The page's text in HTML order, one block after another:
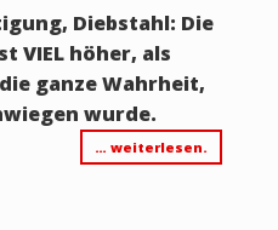
Diebstahl: Die
VIEL höher, als
ganze Wahrheit,
wurde.
… weiterlesen.